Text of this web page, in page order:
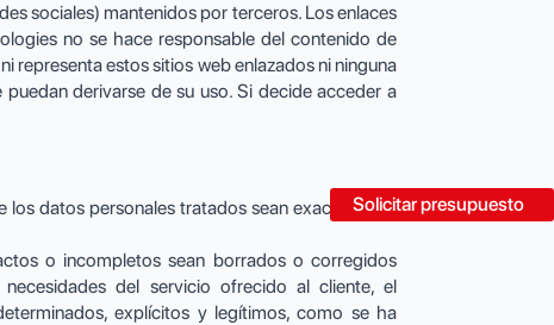
Solicitar presupuesto
sociales) mantenidos por terceros. Los enlaces
no se hace responsable del contenido de
representa estos sitios web enlazados ni ninguna
derivarse de su uso. Si decide acceder a
datos personales tratados sean exactos y, en
o incompletos sean borrados o corregidos
del servicio ofrecido al cliente, el
explícitos y legítimos, como se ha